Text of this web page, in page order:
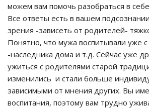
можем вам помочь разобраться в
Все ответы есть в вашем
зрения -зависеть от родителей-
Понятно, что мужа воспитывали уже с
-наследника дома и т.д. Сейчас уже
ужиться с родителями старой
изменились и стали больше
зависимыми от мнения других. Вы
воспитания, поэтому вам трудно